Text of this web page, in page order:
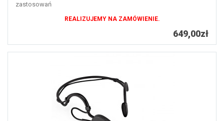
zastosowań
REALIZUJEMY NA ZAMÓWIENIE.
649,00zł